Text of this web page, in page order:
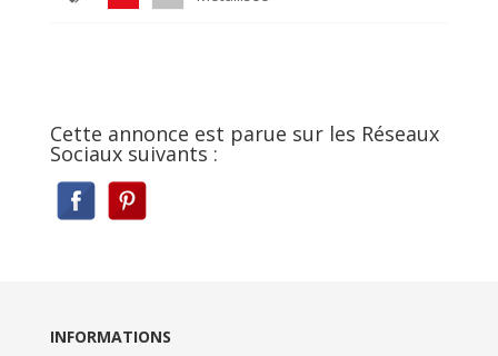
Cette annonce est parue sur les Réseaux
Sociaux suivants :
INFORMATIONS